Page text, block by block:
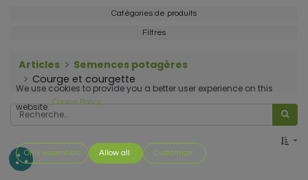
Catégories de produits
Filtres
Articles
Semences potagères
Courge et courgette
We use cookies to provide you a better user experience on this
website. Cookie Policy
Only essentials Allow all Customize